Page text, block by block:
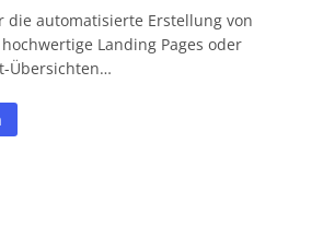
die automatisierte Erstellung von
Landing Pages oder
Übersichten…